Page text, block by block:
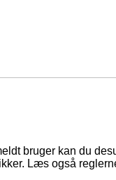
bruger kan du
Læs også